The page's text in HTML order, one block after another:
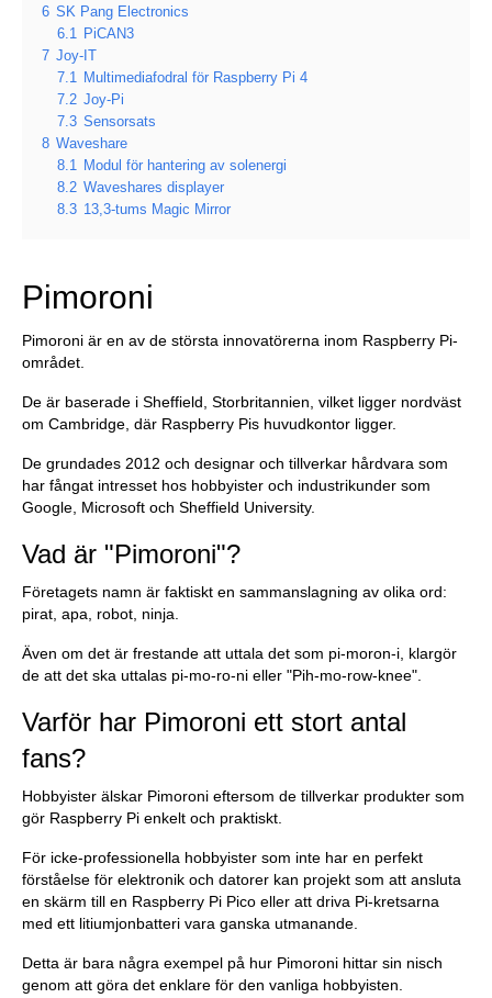
6 SK Pang Electronics
6.1 PiCAN3
7 Joy-IT
7.1 Multimediafodral för Raspberry Pi 4
7.2 Joy-Pi
7.3 Sensorsats
8 Waveshare
8.1 Modul för hantering av solenergi
8.2 Waveshares displayer
8.3 13,3-tums Magic Mirror
Pimoroni
Pimoroni är en av de största innovatörerna inom Raspberry Pi-
området.
De är baserade i Sheffield, Storbritannien, vilket ligger nordväst
om Cambridge, där Raspberry Pis huvudkontor ligger.
De grundades 2012 och designar och tillverkar hårdvara som
har fångat intresset hos hobbyister och industrikunder som
Google, Microsoft och Sheffield University.
Vad är "Pimoroni"?
Företagets namn är faktiskt en sammanslagning av olika ord:
pirat, apa, robot, ninja.
Även om det är frestande att uttala det som pi-moron-i, klargör
de att det ska uttalas pi-mo-ro-ni eller "Pih-mo-row-knee".
Varför har Pimoroni ett stort antal
fans?
Hobbyister älskar Pimoroni eftersom de tillverkar produkter som
gör Raspberry Pi enkelt och praktiskt.
För icke-professionella hobbyister som inte har en perfekt
förståelse för elektronik och datorer kan projekt som att ansluta
en skärm till en Raspberry Pi Pico eller att driva Pi-kretsarna
med ett litiumjonbatteri vara ganska utmanande.
Detta är bara några exempel på hur Pimoroni hittar sin nisch
genom att göra det enklare för den vanliga hobbyisten.